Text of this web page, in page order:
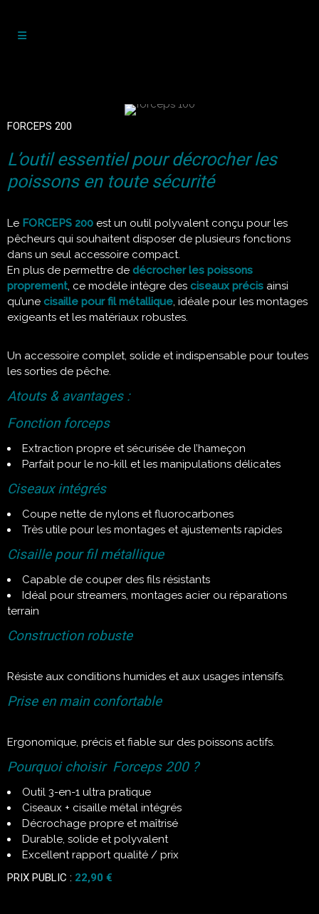
FORCEPS 200
L’outil essentiel pour décrocher les
poissons en toute sécurité
Le FORCEPS 200 est un outil polyvalent conçu pour les
pêcheurs qui souhaitent disposer de plusieurs fonctions
dans un seul accessoire compact.
En plus de permettre de décrocher les poissons
proprement, ce modèle intègre des ciseaux précis ainsi
qu’une cisaille pour fil métallique, idéale pour les montages
exigeants et les matériaux robustes.
Un accessoire complet, solide et indispensable pour toutes
les sorties de pêche.
Atouts & avantages :
Fonction forceps
Extraction propre et sécurisée de l’hameçon
Parfait pour le no-kill et les manipulations délicates
Ciseaux intégrés
Coupe nette de nylons et fluorocarbones
Très utile pour les montages et ajustements rapides
Cisaille pour fil métallique
Capable de couper des fils résistants
Idéal pour streamers, montages acier ou réparations
terrain
Construction robuste
Résiste aux conditions humides et aux usages intensifs.
Prise en main confortable
Ergonomique, précis et fiable sur des poissons actifs.
Pourquoi choisir Forceps 200 ?
Outil 3-en-1 ultra pratique
Ciseaux + cisaille métal intégrés
Décrochage propre et maîtrisé
Durable, solide et polyvalent
Excellent rapport qualité / prix
PRIX PUBLIC : 22,90 €